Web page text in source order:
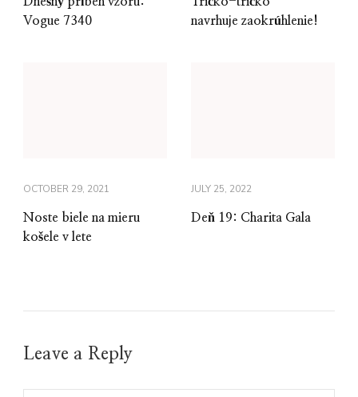
Vogue 7340
navrhuje zaokrúhlenie!
OCTOBER 29, 2021
Noste biele na mieru
košele v lete
JULY 25, 2022
Deň 19: Charita Gala
Leave a Reply